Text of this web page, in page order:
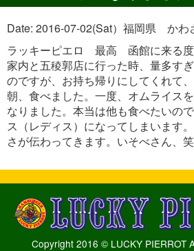
Date: 2016-07-02(Sat）福岡県 かわ
ラッキーピエロ 最高 函館に来る度
家内と五稜郭店に行った時、量多す
のですが、お持ち帰りにしてくれて
朝、食べました。一度、オムライス
なりました。本当は他も食べたいの
ス（レディス）になってしまいます
さが伝わってきます。いそべさん、
Copyright 2016 © LUCKY PIERROT